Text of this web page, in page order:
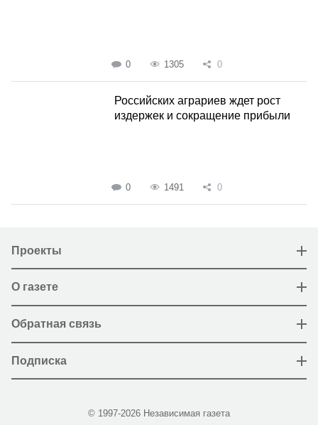
0 1305 0
Российских аграриев ждет рост
издержек и сокращение прибыли
0 1491 0
Проекты
О газете
Обратная связь
Подписка
© 1997-2026 Независимая газета